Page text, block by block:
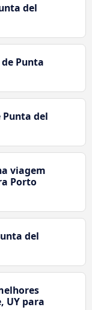
del
Punta
del
viagem
Porto
del
UY para